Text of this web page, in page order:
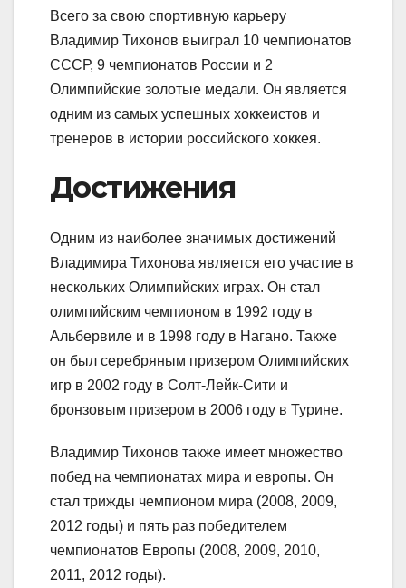
Всего за свою спортивную карьеру
Владимир Тихонов выиграл 10 чемпионатов
СССР, 9 чемпионатов России и 2
Олимпийские золотые медали. Он является
одним из самых успешных хоккеистов и
тренеров в истории российского хоккея.
Достижения
Одним из наиболее значимых достижений
Владимира Тихонова является его участие в
нескольких Олимпийских играх. Он стал
олимпийским чемпионом в 1992 году в
Альбервиле и в 1998 году в Нагано. Также
он был серебряным призером Олимпийских
игр в 2002 году в Солт-Лейк-Сити и
бронзовым призером в 2006 году в Турине.
Владимир Тихонов также имеет множество
побед на чемпионатах мира и европы. Он
стал трижды чемпионом мира (2008, 2009,
2012 годы) и пять раз победителем
чемпионатов Европы (2008, 2009, 2010,
2011, 2012 годы).